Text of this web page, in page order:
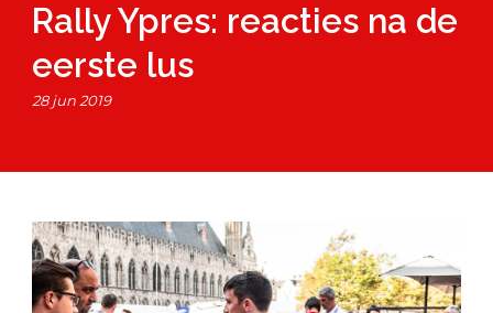
Rally Ypres: reacties na de
eerste lus
28 jun 2019